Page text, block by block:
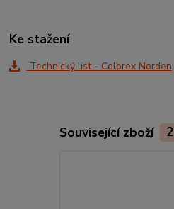
Ke stažení
Technický list - Colorex Norden
Související zboží 2